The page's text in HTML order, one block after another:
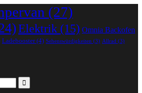
(27)
Elektrik (15) Omnia Backofen
Ladebooster(4) Sehenswürdigkeiten (3) Allrad (3)